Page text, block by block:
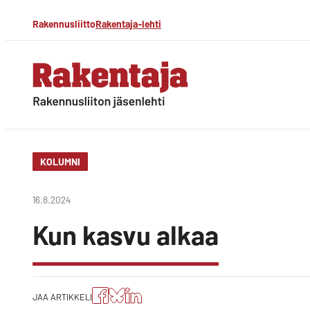
Siirry
suoraan
sisältöön
RakennusliittoRakentaja-lehti
Rakentaja-lehti
KOLUMNI
16.8.2024
Kun kasvu alkaa
JAA ARTIKKELI
JaaJaaJako: